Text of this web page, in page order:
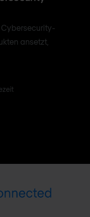
ansetzt,